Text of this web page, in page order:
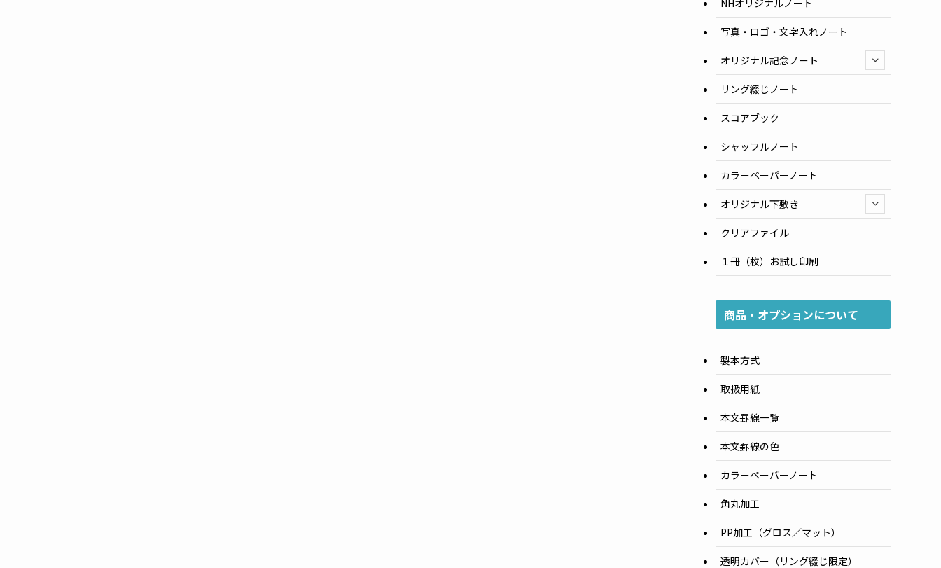
写真・ロゴ・文字入れノート
オリジナル記念ノート
リング綴じノート
スコアブック
シャッフルノート
カラーペーパーノート
オリジナル下敷き
クリアファイル
１冊（枚）お試し印刷
商品・オプションについて
製本方式
取扱用紙
本文罫線一覧
本文罫線の色
カラーペーパーノート
角丸加工
PP加工（グロス／マット）
透明カバー（リング綴じ限定）